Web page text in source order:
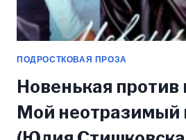
ПОДРОСТКОВАЯ ПРОЗА
Новенькая
Мой неотразимый